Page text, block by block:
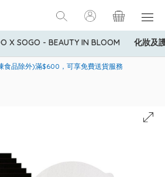
X SOGO - BEAUTY IN BLOOM 化妝及
用卡會員購物禮遇：高達5%簽賬回贈！
食品除外)滿$600，可享免費送貨服務
用於指定商品，若訂單金額少於HK$600(折